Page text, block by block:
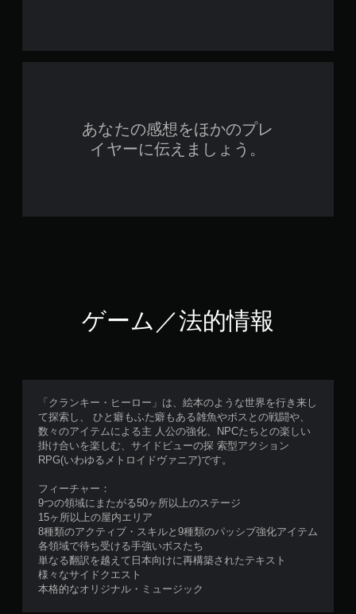
あなたの感想をほかのプレ
イヤーに伝えましょう。
ゲーム／法的情報
「クランキー・ヒーロー」は、絵本のような世界を行き来し
て探索し、 ひと癖もふた癖もある雑魚やボスとの戦闘や、
数々のアイテムによる主 人公の強化、NPCたちとの楽しい
掛け合いを楽しむ、サイドビューの探 索型アクション
RPG(いわゆるメトロイドヴァニア)です。
フィーチャー：
9つの領域にまたがる50ヶ所以上のステージ
15ヶ所以上の屋内エリア
8種類のアクティブ・スキルと9種類のパッシブ強化アイテム
各領域で待ち受ける手強いボスたち
単なる翻訳を越えて日本向けに再構築されたテキスト
様々なサイドクエスト
本格的なオリジナル・ミュージック